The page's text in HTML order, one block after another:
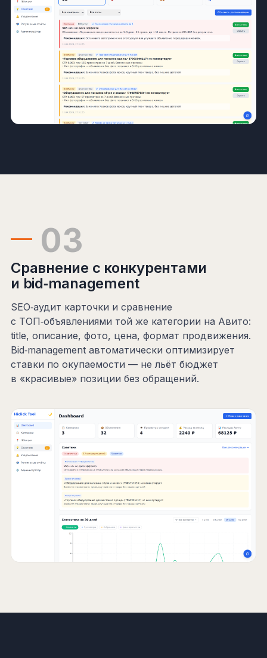
03
Сравнение с конкурентами
и bid‑management
SEO‑аудит карточки и сравнение
с ТОП‑объявлениями той же категории на Авито:
title, описание, фото, цена, формат продвижения.
Bid‑management автоматически оптимизирует
ставки по окупаемости — не льёт бюджет
в «красивые» позиции без обращений.